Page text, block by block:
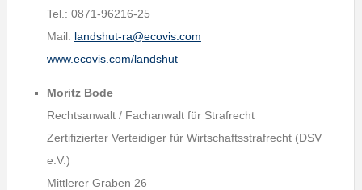
Tel.: 0871-96216-25
Mail: landshut-ra@ecovis.com
www.ecovis.com/landshut
Moritz Bode
Rechtsanwalt / Fachanwalt für Strafrecht
Zertifizierter Verteidiger für Wirtschaftsstrafrecht (DSV
e.V.)
Mittlerer Graben 26